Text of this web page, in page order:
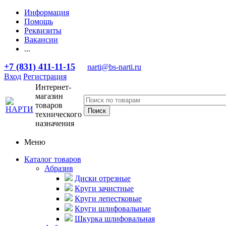
Информация
Помощь
Реквизиты
Вакансии
...
+7 (831) 411-11-15
narti@bs-narti.ru
Вход Регистрация
Интернет-
магазин
товаров
технического
назначения
Меню
Каталог товаров
Абразив
Диски отрезные
Круги зачистные
Круги лепестковые
Круги шлифовальные
Шкурка шлифовальная